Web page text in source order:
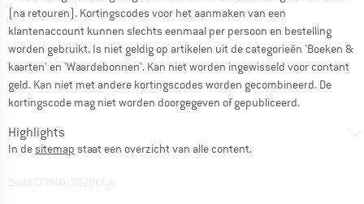
(na retouren). Kortingscodes voor het aanmaken van een
klantenaccount kunnen slechts eenmaal per persoon en bestelling
worden gebruikt. Is niet geldig op artikelen uit de categorieën 'Boeken &
kaarten' en 'Waardebonnen'. Kan niet worden ingewisseld voor contant
geld. Kan niet met andere kortingscodes worden gecombineerd. De
kortingscode mag niet worden doorgegeven of gepubliceerd.
Highlights
In desitemap staat een overzicht van alle content.